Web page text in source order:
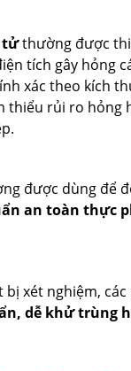
tửthường được
tích gây hỏng
xác theo kích
thiểu rủi ro
được dùng để
an toàn thực
xét nghiệm,
dễ khử trùng